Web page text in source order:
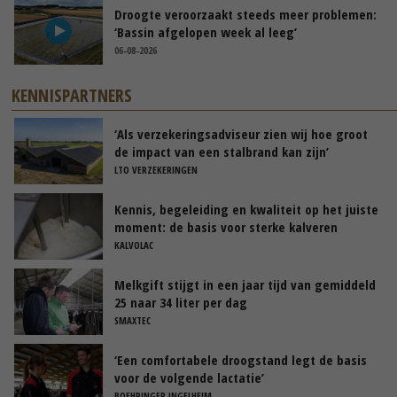
Droogte veroorzaakt steeds meer problemen:
‘Bassin afgelopen week al leeg’
06-08-2026
KENNISPARTNERS
‘Als verzekeringsadviseur zien wij hoe groot
de impact van een stalbrand kan zijn’
LTO VERZEKERINGEN
Kennis, begeleiding en kwaliteit op het juiste
moment: de basis voor sterke kalveren
KALVOLAC
Melkgift stijgt in een jaar tijd van gemiddeld
25 naar 34 liter per dag
SMAXTEC
‘Een comfortabele droogstand legt de basis
voor de volgende lactatie’